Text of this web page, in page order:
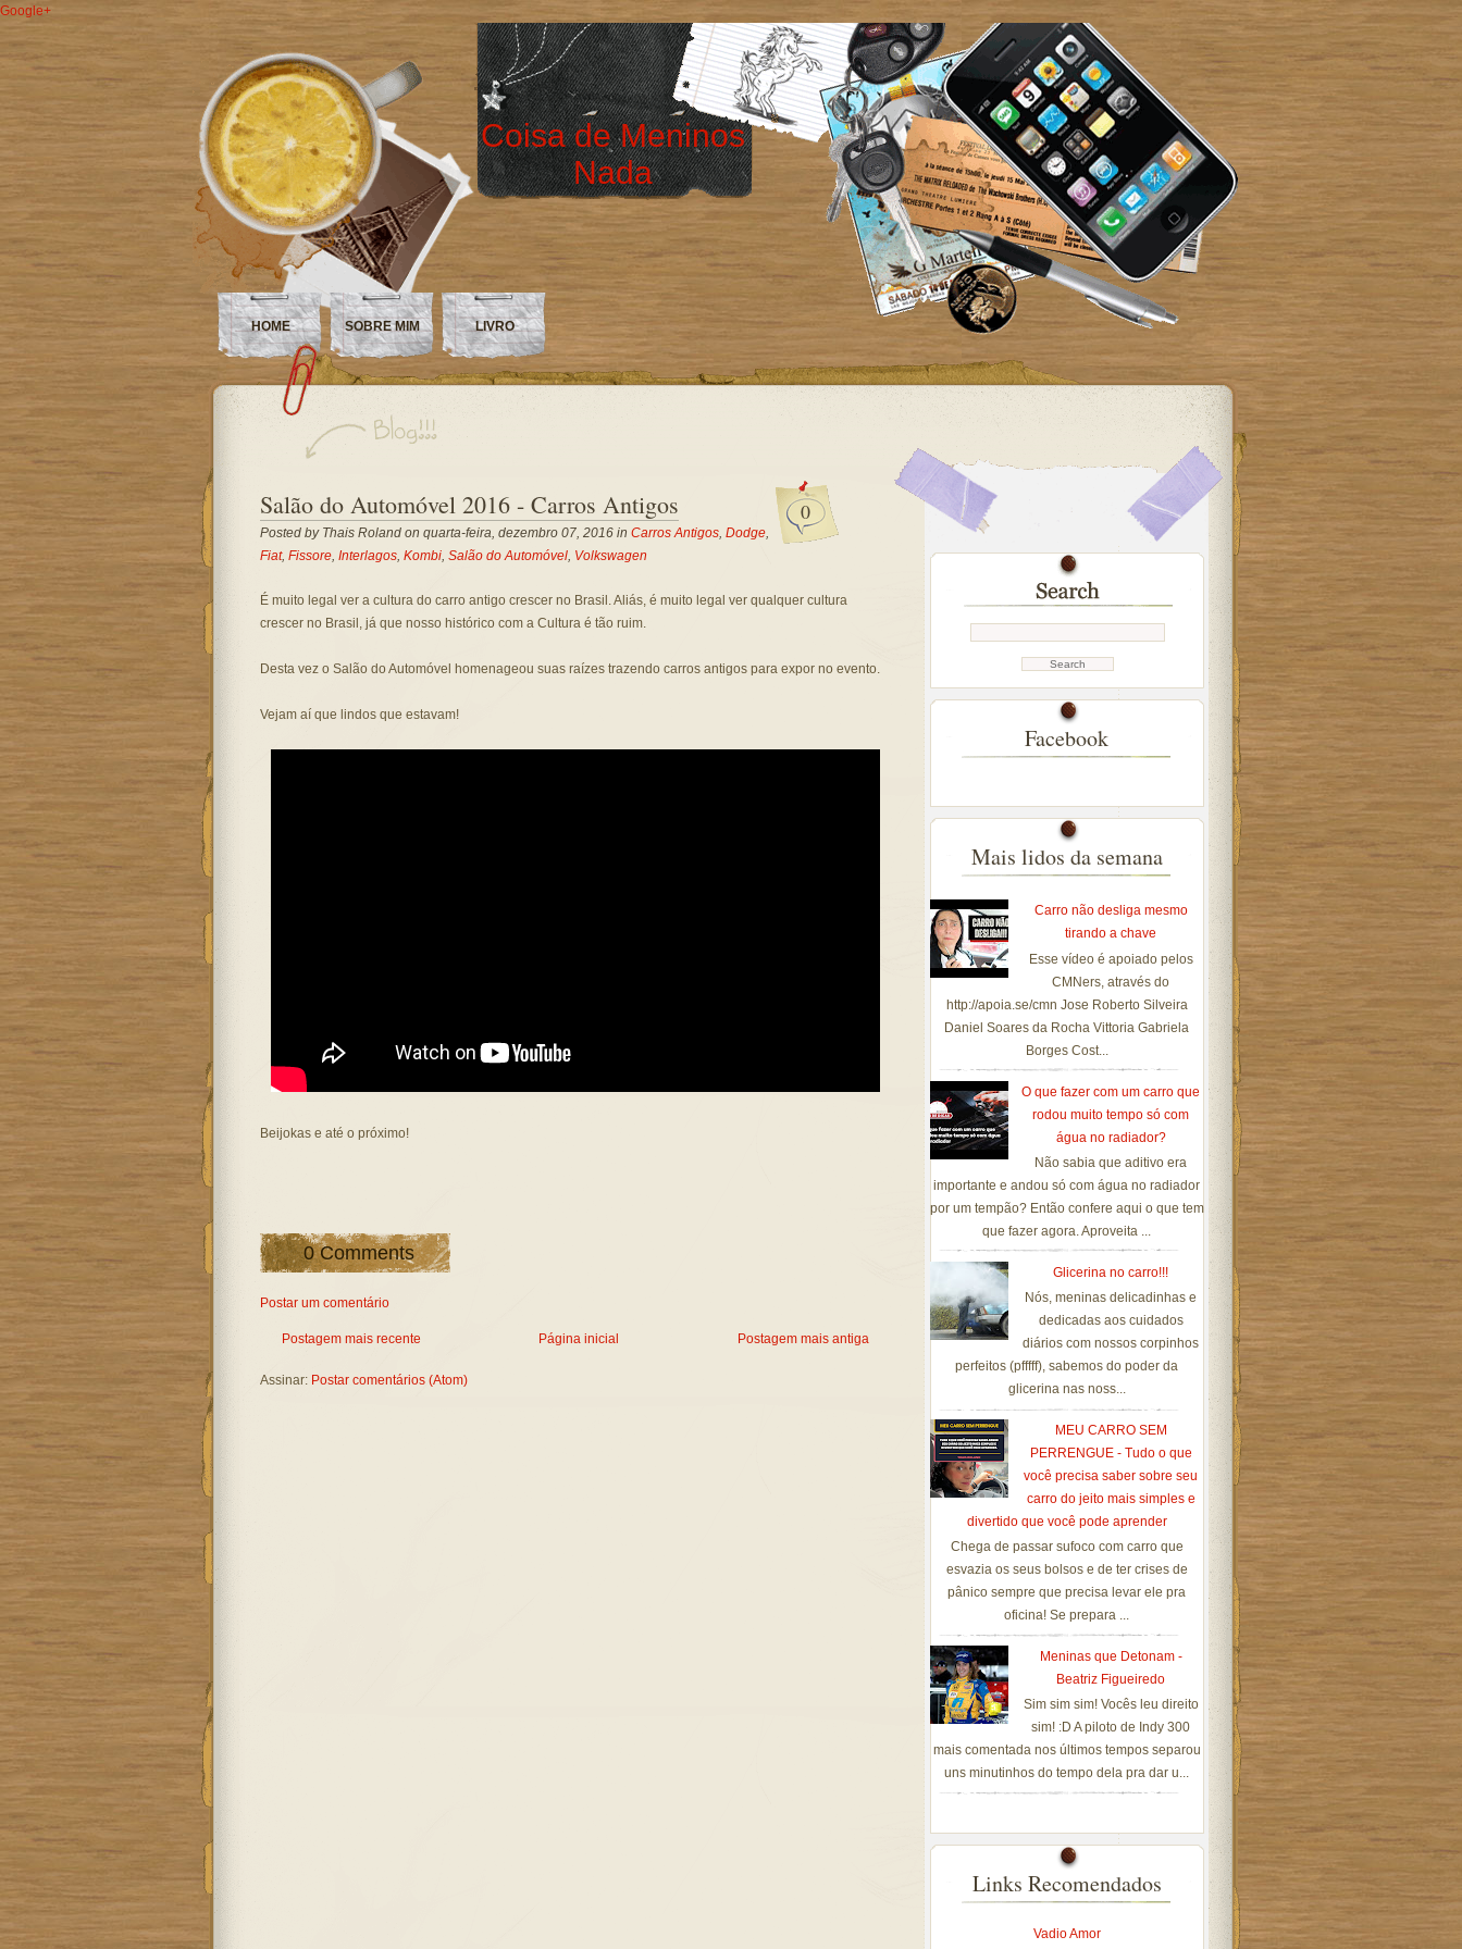
Google+
Coisa de Meninos
Nada
HOME SOBRE MIM LIVRO
0
Salão do Automóvel 2016 - Carros Antigos
Posted by Thais Rolandon quarta-feira, dezembro 07, 2016 in Carros Antigos, Dodge,
Fiat, Fissore, Interlagos, Kombi, Salão do Automóvel, Volkswagen
É muito legal ver a cultura do carro antigo crescer no Brasil. Aliás, é muito legal ver qualquer cultura
crescer no Brasil, já que nosso histórico com a Cultura é tão ruim.
Desta vez o Salão do Automóvel homenageou suas raízes trazendo carros antigos para expor no evento.
Vejam aí que lindos que estavam!
Beijokas e até o próximo!
0 Comments
Postar um comentário
Postagem mais recente Postagem mais antiga
Página inicial
Assinar: Postar comentários (Atom)
Facebook
Mais lidos da semana
Carro não desliga mesmo
tirando a chave
Esse vídeo é apoiado pelos
CMNers, através do
http://apoia.se/cmn Jose Roberto Silveira
Daniel Soares da Rocha Vittoria Gabriela
Borges Cost...
O que fazer com um carro que
rodou muito tempo só com
água no radiador?
Não sabia que aditivo era
importante e andou só com água no radiador
por um tempão? Então confere aqui o que tem
que fazer agora. Aproveita ...
Glicerina no carro!!!
Nós, meninas delicadinhas e
dedicadas aos cuidados
diários com nossos corpinhos
perfeitos (pfffff), sabemos do poder da
glicerina nas noss...
MEU CARRO SEM
PERRENGUE - Tudo o que
você precisa saber sobre seu
carro do jeito mais simples e
divertido que você pode aprender
Chega de passar sufoco com carro que
esvazia os seus bolsos e de ter crises de
pânico sempre que precisa levar ele pra
oficina! Se prepara ...
Meninas que Detonam -
Beatriz Figueiredo
Sim sim sim! Vocês leu direito
sim! :D A piloto de Indy 300
mais comentada nos últimos tempos separou
uns minutinhos do tempo dela pra dar u...
Links Recomendados
Vadio Amor